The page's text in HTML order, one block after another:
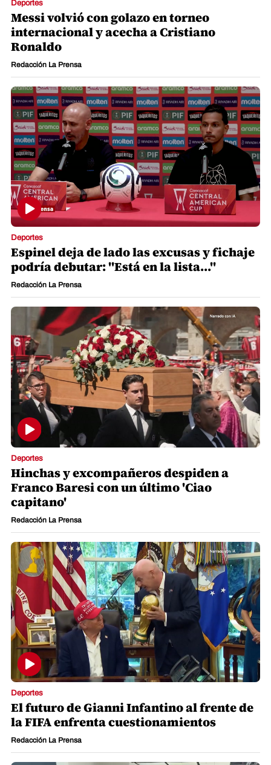
Deportes
Messi volvió con golazo en torneo
internacional y acecha a Cristiano
Ronaldo
Redacción La Prensa
Deportes
Espinel deja de lado las excusas y fichaje
podría debutar: "Está en la lista..."
Redacción La Prensa
Deportes
Hinchas y excompañeros despiden a
Franco Baresi con un último 'Ciao
capitano'
Redacción La Prensa
Deportes
El futuro de Gianni Infantino al frente de
la FIFA enfrenta cuestionamientos
Redacción La Prensa